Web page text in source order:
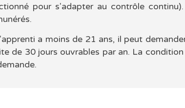
pour s'adapter au contrôle
a moins de 21 ans, il peut
de 30 jours ouvrables par an. La